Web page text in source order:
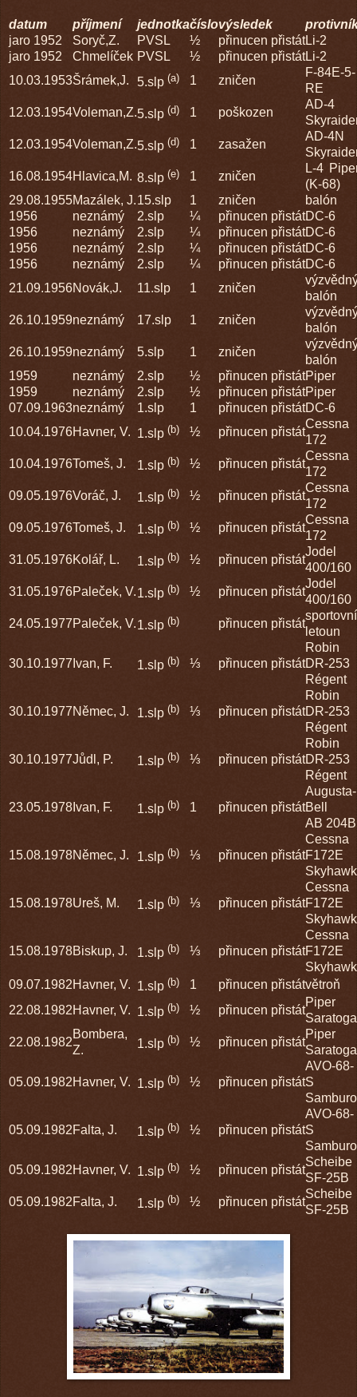
datum příjmení jednotkačíslovýsledek
jaro 1952
Soryč,Z. PVSL ½ přinucen přistátLi-2
jaro 1952
Chmelíček PVSL ½ přinucen přistátLi-2
10.03.1953Šrámek,J. 5.slp (a) 1 zničen
F-84E-5-
RE
12.03.1954Voleman,Z.5.slp (d) 1 poškozen
AD-4
12.03.1954Voleman,Z.5.slp (d) 1 zasažen
AD-4N
16.08.1954Hlavica,M. 8.slp (e) 1 zničen
L-4
(K-68)
29.08.1955Mazálek, J.15.slp 1 zničen
balón
1956
neznámý 2.slp ¼ přinucen přistátDC-6
1956
neznámý 2.slp ¼ přinucen přistátDC-6
1956
neznámý 2.slp ¼ přinucen přistátDC-6
1956
neznámý 2.slp ¼ přinucen přistátDC-6
21.09.1956Novák,J. 11.slp 1 zničen
balón
26.10.1959neznámý 17.slp 1 zničen
balón
26.10.1959neznámý 5.slp 1 zničen
balón
1959
neznámý 2.slp ½ přinucen přistátPiper
1959
neznámý 2.slp ½ přinucen přistátPiper
07.09.1963neznámý 1.slp 1 přinucen přistátDC-6
10.04.1976Havner, V. 1.slp (b) ½ přinucen přistát
Cessna
172
10.04.1976Tomeš, J. 1.slp (b) ½ přinucen přistát
Cessna
172
09.05.1976Voráč, J. 1.slp (b) ½ přinucen přistát
Cessna
172
09.05.1976Tomeš, J. 1.slp (b) ½ přinucen přistát
Cessna
172
31.05.1976Kolář, L. 1.slp (b) ½ přinucen přistát
Jodel
400/160
31.05.1976Paleček, V.1.slp (b) ½ přinucen přistát
Jodel
400/160
24.05.1977Paleček, V.1.slp (b) přinucen přistát
sportovní
letoun
30.10.1977 Ivan, F. 1.slp (b) ⅓ přinucen přistát
Robin
DR-253
Régent
30.10.1977Němec, J. 1.slp (b) ⅓ přinucen přistát
Robin
DR-253
Régent
30.10.1977Jůdl, P. 1.slp (b) ⅓ přinucen přistát
Robin
DR-253
Régent
23.05.1978 Ivan, F. 1.slp (b) 1 přinucen přistát
Augusta-
Bell
AB 204B
15.08.1978Němec, J. 1.slp (b) ⅓ přinucen přistát
Cessna
F172E
Skyhawk
15.08.1978Ureš, M. 1.slp (b) ⅓ přinucen přistát
Cessna
F172E
Skyhawk
15.08.1978Biskup, J. 1.slp (b) ⅓ přinucen přistát
Cessna
F172E
Skyhawk
09.07.1982Havner, V. 1.slp (b) 1 přinucen přistátvětroň
22.08.1982Havner, V. 1.slp (b) ½ přinucen přistát
Piper
Saratoga
22.08.1982
Bombera,
Z.
1.slp (b) ½ přinucen přistát
Piper
Saratoga
05.09.1982Havner, V. 1.slp (b) ½ přinucen přistát
AVO-68-
S
Samburo
05.09.1982Falta, J. 1.slp (b) ½ přinucen přistát
AVO-68-
S
Samburo
05.09.1982Havner, V. 1.slp (b) ½ přinucen přistát
Scheibe
SF-25B
05.09.1982Falta, J. 1.slp (b) ½ přinucen přistát
Scheibe
SF-25B